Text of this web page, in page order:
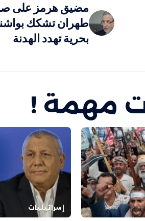
مضيق هرمز على
طهران تشكك
بحرية تهدد الهدنة
مهمة !
إسرائيليات